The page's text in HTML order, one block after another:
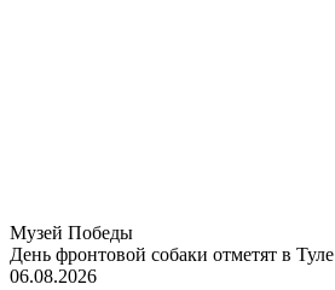
Музей Победы
День фронтовой собаки отметят в Туле
06.08.2026